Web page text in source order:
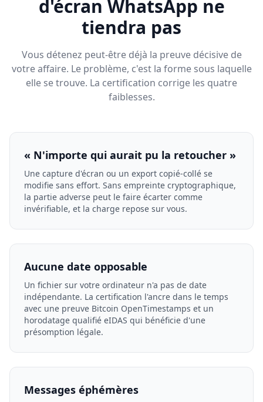
d'écran WhatsApp ne
tiendra pas
Vous détenez peut-être déjà la preuve décisive de
votre affaire. Le problème, c'est la forme sous laquelle
elle se trouve. La certification corrige les quatre
faiblesses.
« N'importe qui aurait pu la retoucher »
Une capture d'écran ou un export copié-collé se
modifie sans effort. Sans empreinte cryptographique,
la partie adverse peut le faire écarter comme
invérifiable, et la charge repose sur vous.
Aucune date opposable
Un fichier sur votre ordinateur n'a pas de date
indépendante. La certification l'ancre dans le temps
avec une preuve Bitcoin OpenTimestamps et un
horodatage qualifié eIDAS qui bénéficie d'une
présomption légale.
Messages éphémères